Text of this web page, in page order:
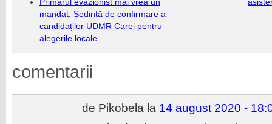
mandat. Ședință de confirmare a
candidaților UDMR Carei pentru
alegerile locale
comentarii
de Pikobela la 14 august 2020 -